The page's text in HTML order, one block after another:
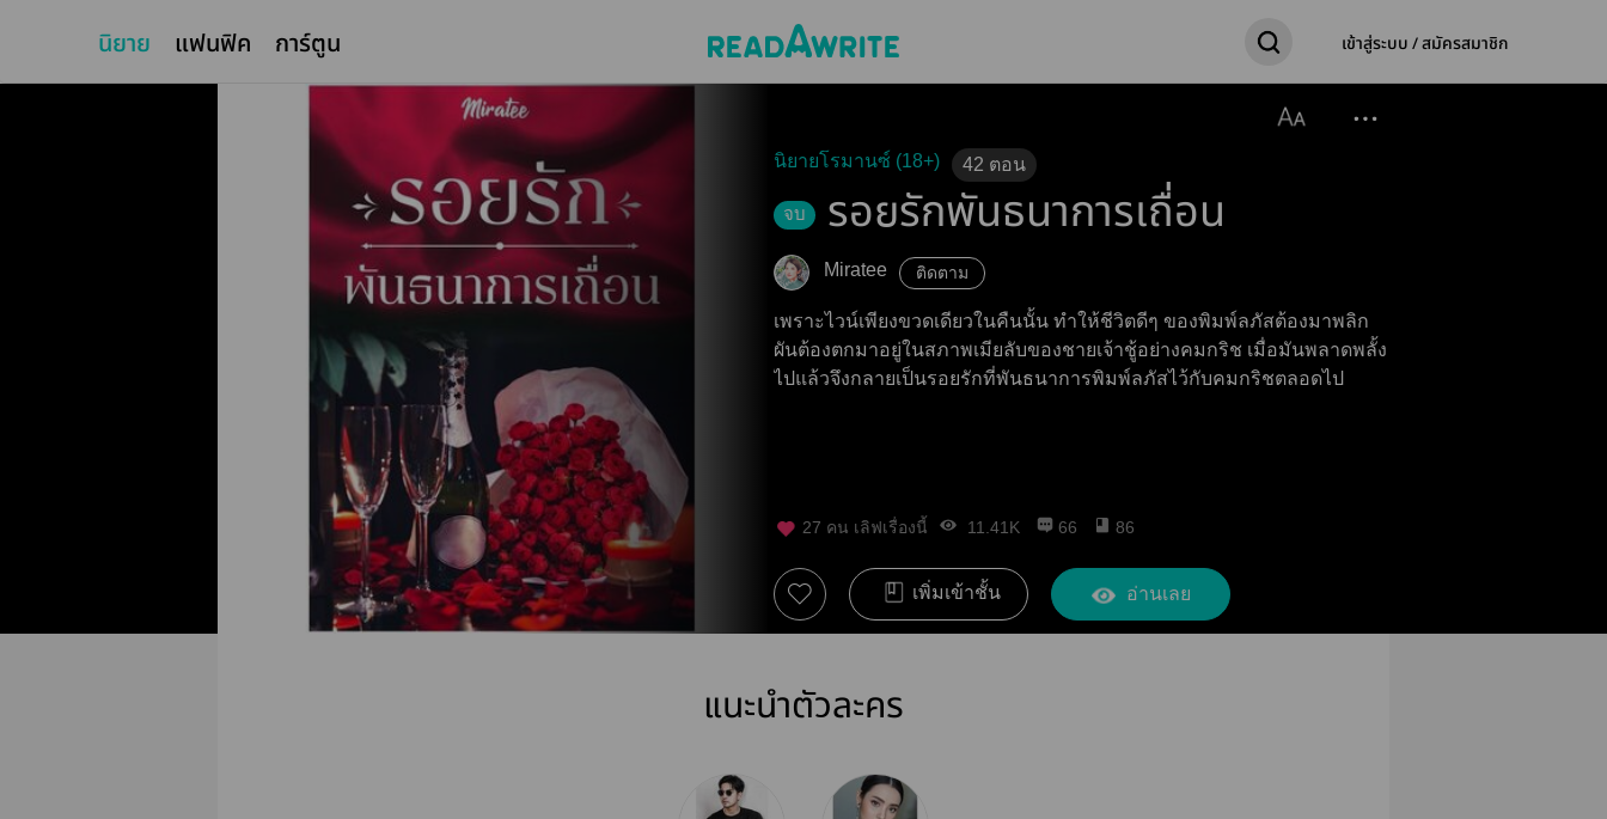
นิยาย แฟนฟิค การ์ตูน เข้าสู่ระบบ / สมัครสมาชิก
นิยายโรมานซ์ (18+) 42 ตอน
จบ รอยรักพันธนาการเถื่อน
Miratee ติดตาม
เพราะไวน์เพียงขวดเดียวในคืนนั้น ทำให้ชีวิตดีๆ ของพิมพ์ลภัสต้องมาพลิก
ผันต้องตกมาอยู่ในสภาพเมียลับของชายเจ้าชู้อย่างคมกริช เมื่อมันพลาดพลั้ง
ไปแล้วจึงกลายเป็นรอยรักที่พันธนาการพิมพ์ลภัสไว้กับคมกริชตลอดไป
27 คน เลิฟเรื่องนี้ 11.41K 66 86
เพิ่มเข้าชั้น อ่านเลย
แนะนำตัวละคร